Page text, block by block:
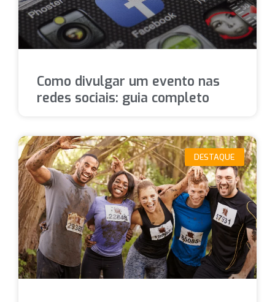
Como divulgar um evento nas
redes sociais: guia completo
DESTAQUE